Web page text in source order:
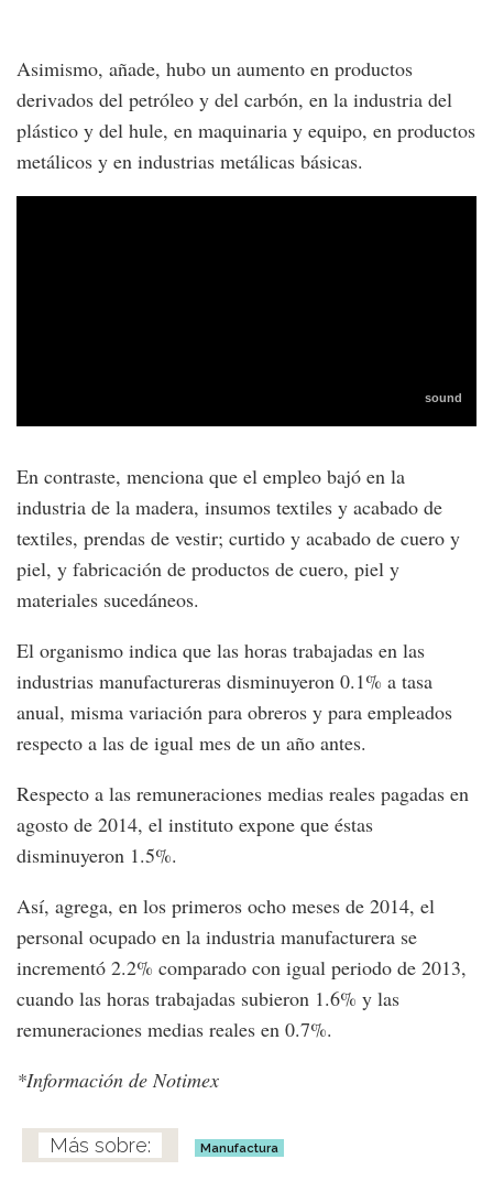
Asimismo, añade, hubo un aumento en productos
derivados del petróleo y del carbón, en la industria del
plástico y del hule, en maquinaria y equipo, en productos
metálicos y en industrias metálicas básicas.
En contraste, menciona que el empleo bajó en la
industria de la madera, insumos textiles y acabado de
textiles, prendas de vestir; curtido y acabado de cuero y
piel, y fabricación de productos de cuero, piel y
materiales sucedáneos.
El organismo indica que las horas trabajadas en las
industrias manufactureras disminuyeron 0.1% a tasa
anual, misma variación para obreros y para empleados
respecto a las de igual mes de un año antes.
Respecto a las remuneraciones medias reales pagadas en
agosto de 2014, el instituto expone que éstas
disminuyeron 1.5%.
Así, agrega, en los primeros ocho meses de 2014, el
personal ocupado en la industria manufacturera se
incrementó 2.2% comparado con igual periodo de 2013,
cuando las horas trabajadas subieron 1.6% y las
remuneraciones medias reales en 0.7%.
*Información de Notimex
Manufactura